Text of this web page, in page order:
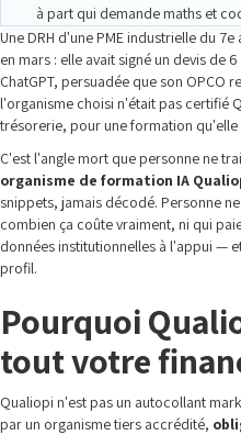
à part qui demande maths et
Une DRH d'une PME industrielle du
en mars : elle avait signé un devis de
ChatGPT, persuadée que son OPCO
l'organisme choisi n'était pas certifié
trésorerie, pour une formation qu'elle
C'est l'angle mort que personne ne
organisme de formation IA
snippets, jamais décodé. Personne
combien ça coûte vraiment, ni qui
données institutionnelles à l'appui —
profil.
Pourquoi
tout votre
Qualiopi n'est pas un autocollant
par un organisme tiers accrédité,